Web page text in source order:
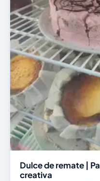
Dulce de remate |
creativa